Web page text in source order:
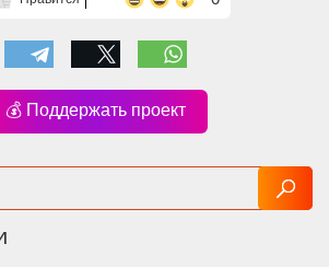
💰 Поддержать проект